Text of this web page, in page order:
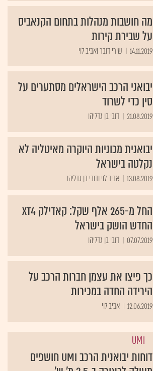
מה חושבות מנהלות בתחום הקנאביס
על שבירת קירות
14.11.2019 שירי דובר ואביב לוי
יבואני הרכב הישראלים מסתערים על
סין כדי לשרוד
21.08.2019 דובי בן גדליהו
יבואנית מכוניות היוקרה מאיטליה לא
נקלטה בישראל
13.08.2019 אביב לוי ודובי בן גדליהו
החל מ-265 אלף שקל: קאדילק XT4
החדש הושק בישראל
07.07.2019 דובי בן גדליהו
כך פיצו את עצמן חברות הרכב על
הירידה החדה במכירות
12.06.2019 אביב לוי
UMI
דוחות יבואנית הרכב UMI חושפים